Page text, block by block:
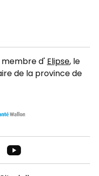
membre d'Elipse, le
de la province de